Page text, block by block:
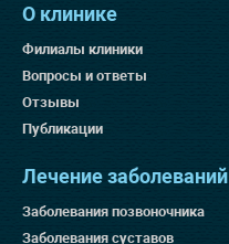
О клинике
Филиалы клиники
Вопросы и ответы
Отзывы
Публикации
Лечение заболеваний
Заболевания позвоночника
Заболевания суставов